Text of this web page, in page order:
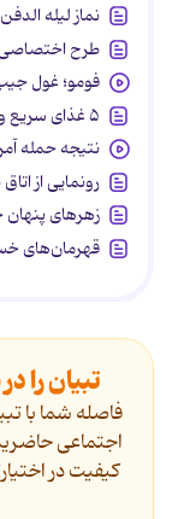
نماز لیله
طرح اختصاصی
فومو؛ غول
۵ غذای سریع و سالم برای طبیعت‌گردی
نتیجه حمله
رونمایی از
زهرهای پنهان
قهرمان‌های
تبیان را
فاصله شما با
اجتماعی
کیفیت در